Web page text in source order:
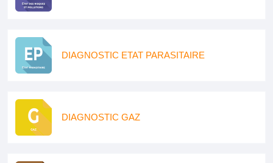
DIAGNOSTIC ETAT PARASITAIRE
DIAGNOSTIC GAZ